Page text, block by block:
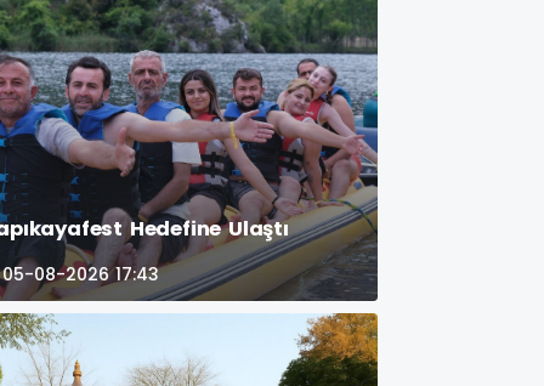
Hedefine Ulaştı
05-08-2026 17:43